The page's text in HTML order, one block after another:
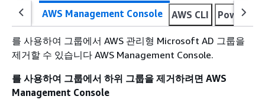
AWS Management Console AWS CLI
를 사용하여 그룹에서 AWS 관리형 Microsoft AD 그룹을
제거할 수 있습니다 AWS Management Console.
를 사용하여 그룹에서 하위 그룹을 제거하려면 AWS
Management Console